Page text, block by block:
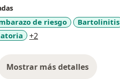
de riesgo Bartolinitis
+2a11y_sr_more_diseases
Mostrar más detalles
sobre la experiencia